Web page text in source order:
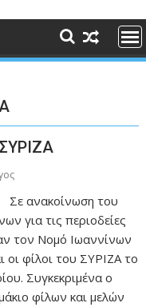
Σε ανακοίνωση του
για τις περιοδείες
τον Νομό Ιωαννίνων
οι φίλοι του ΣΥΡΙΖΑ το
Συγκεκριμένα ο
φίλων και μελών